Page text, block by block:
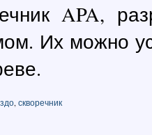
APA,
Их можно
, скворечник